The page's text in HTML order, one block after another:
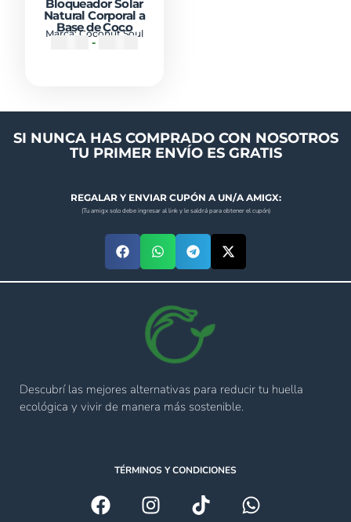
Bloqueador Solar
Natural Corporal a
Base de Coco
Marca:Coconut Soul
-
SI NUNCA HAS COMPRADO CON NOSOTROS
TU PRIMER ENVÍO ES GRATIS
REGALAR Y ENVIAR CUPÓN A UN/A AMIGX:
(Tu amigx solo debe ingresar al link y le saldrá para obtener el cupón)
Descubrí las mejores alternativas para reducir tu huella
ecológica y vivir de manera más sostenible.
TÉRMINOS Y CONDICIONES